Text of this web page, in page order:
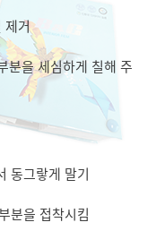
제거
분을 세심하게 칠해 주
동그랗게 말기
분을 접착시킴